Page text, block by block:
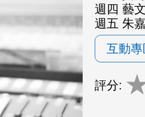
週四 藝
週五 朱
互動專
評分: